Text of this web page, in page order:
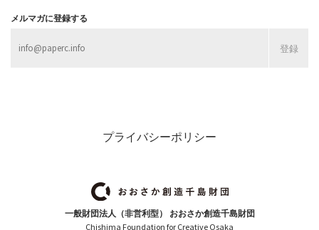
メルマガに登録する
プライバシーポリシー
一般財団法人（非営利型） おおさか創造千島財団
Chishima Foundation for Creative Osaka